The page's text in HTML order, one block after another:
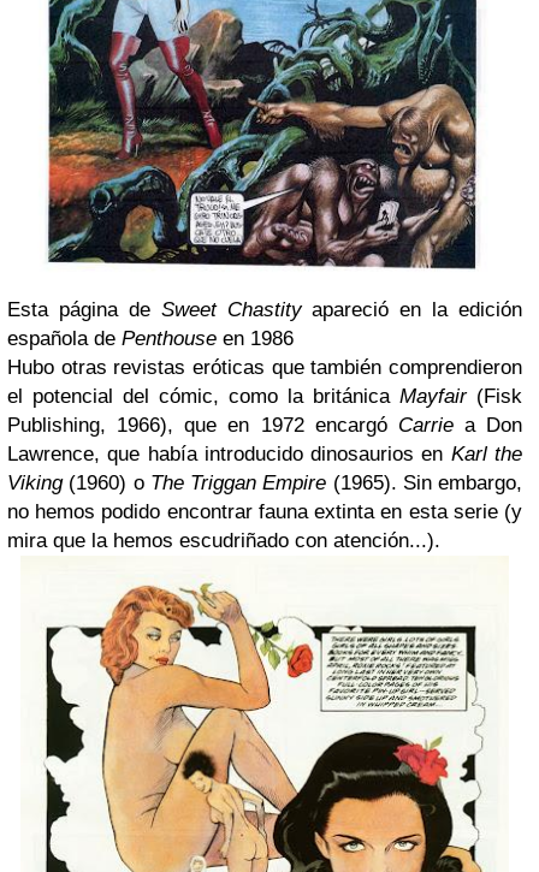
Esta página de Sweet Chastityapareció en la edición
española de Penthouse en 1986
Hubo otras revistas eróticas que también comprendieron
el potencial del cómic, como la británica Mayfair (Fisk
Publishing, 1966), que en 1972 encargó Carrie a Don
Lawrence, que había introducido dinosaurios en Karl the
Viking(1960) o The Triggan Empire (1965). Sin embargo,
no hemos podido encontrar fauna extinta en esta serie (y
mira que la hemos escudriñado con atención...).